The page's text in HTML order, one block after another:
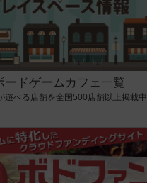
ードゲームカフェ一覧
遊べる店舗を全国500店舗以上掲載中